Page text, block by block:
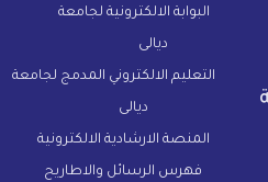
البوابة الالكترونية لجامعة
ديالى
التعليم الالكتروني المدمج لجامعة
ديالى
المنصة الارشادية الالكترونية
فهرس الرسائل والاطاريح